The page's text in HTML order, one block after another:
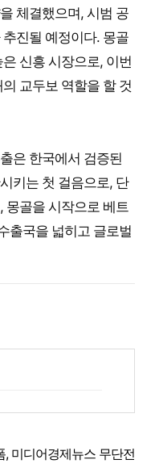
체결했으며, 시범 공
진될 예정이다. 몽골
신흥 시장으로, 이번
교두보 역할을 할 것
은 한국에서 검증된
키는 첫 걸음으로, 단
몽골을 시작으로 베트
출국을 넓히고 글로벌
미디어경제뉴스 무단전